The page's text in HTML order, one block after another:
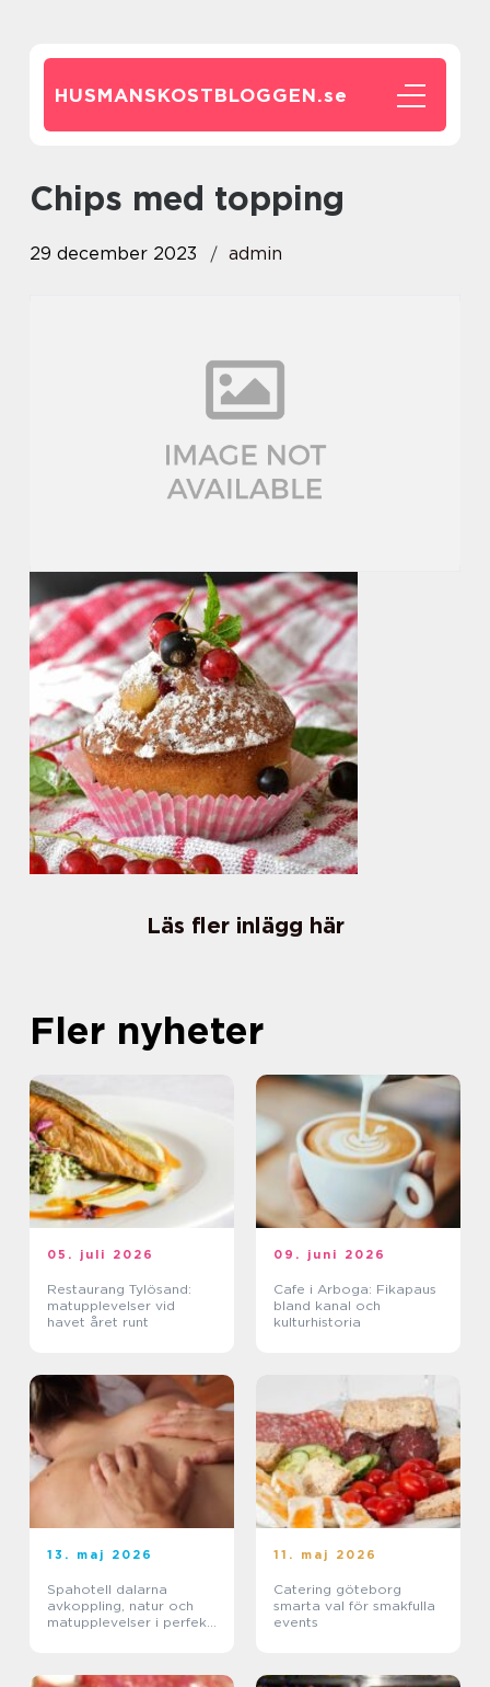
HUSMANSKOSTBLOGGEN.se
chips med topping
29 december 2023 admin
Läs fler inlägg här
Fler nyheter
05. juli 2026
Restaurang Tylösand:
matupplevelser vid
havet året runt
09. juni 2026
Cafe i Arboga: Fikapaus
bland kanal och
kulturhistoria
13. maj 2026
Spahotell dalarna
avkoppling, natur och
matupplevelser i perfekt
11. maj 2026
Catering göteborg
smarta val för smakfulla
events